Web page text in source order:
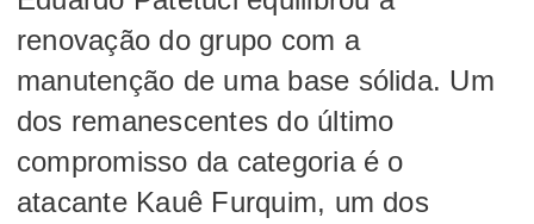
renovação do grupo com a
manutenção de uma base sólida. Um
dos remanescentes do último
compromisso da categoria é o
atacante Kauê Furquim, um dos